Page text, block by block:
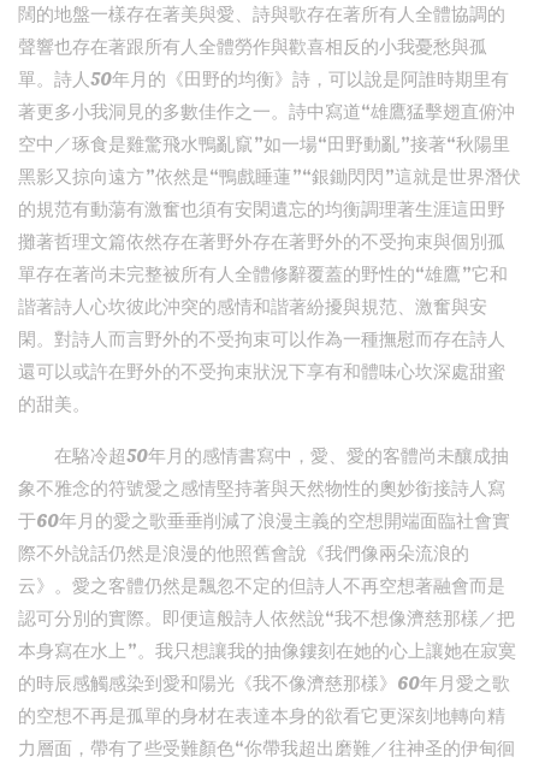
闊的地盤一樣存在著美與愛、詩與歌存在著所有人全體協調的
聲響也存在著跟所有人全體勞作與歡喜相反的小我憂愁與孤
單。詩人50年月的《田野的均衡》詩，可以說是阿誰時期里有
著更多小我洞見的多數佳作之一。詩中寫道“雄鷹猛擊翅直俯沖
空中／琢食是雞驚飛水鴨亂竄”如一場“田野動亂”接著“秋陽里
黑影又掠向遠方”依然是“鴨戲睡蓮”“銀鋤閃閃”這就是世界潛伏
的規范有動蕩有激奮也須有安閑遺忘的均衡調理著生涯這田野
攤著哲理文篇依然存在著野外存在著野外的不受拘束與個別孤
單存在著尚未完整被所有人全體修辭覆蓋的野性的“雄鷹”它和
諧著詩人心坎彼此沖突的感情和諧著紛擾與規范、激奮與安
閑。對詩人而言野外的不受拘束可以作為一種撫慰而存在詩人
還可以或許在野外的不受拘束狀況下享有和體味心坎深處甜蜜
的甜美。
在駱冷超50年月的感情書寫中，愛、愛的客體尚未釀成抽
象不雅念的符號愛之感情堅持著與天然物性的奧妙銜接詩人寫
于60年月的愛之歌垂垂削減了浪漫主義的空想開端面臨社會實
際不外說話仍然是浪漫的他照舊會說《我們像兩朵流浪的
云》。愛之客體仍然是飄忽不定的但詩人不再空想著融會而是
認可分別的實際。即便這般詩人依然說“我不想像濟慈那樣／把
本身寫在水上”。我只想讓我的抽像鏤刻在她的心上讓她在寂寞
的時辰感觸感染到愛和陽光《我不像濟慈那樣》60年月愛之歌
的空想不再是孤單的身材在表達本身的欲看它更深刻地轉向精
力層面，帶有了些受難顏色“你帶我超出磨難／往神圣的伊甸徊